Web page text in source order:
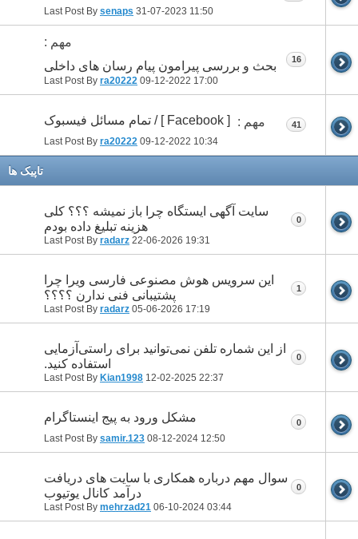
Last Post By senaps 31-07-2023 11:50
مهم :
بحث و بررسی پیرامون پیام رسان های داخلی
Last Post By ra20222 09-12-2022 17:00
16
مهم : [ Facebook ] / تمام مسائل فیسبوک
Last Post By ra20222 09-12-2022 10:34
41
تاپيک ها
سایت آگهی ایستگاه چرا باز نمیشه ؟؟؟ کلی
هزینه تبلیغ داده بودم
Last Post By radarz 22-06-2026 19:31
0
این سرویس هوش مصنوعی فارسی ویرا چرا
پشتیبانی فنی ندارن ؟؟؟؟
Last Post By radarz 05-06-2026 17:19
1
از این شماره تلفن نمی‌توانید برای راستی‌آزمایی
استفاده کنید.
Last Post By Kian1998 12-02-2025 22:37
0
مشکل ورود به پیج اینستاگرام
Last Post By samir.123 08-12-2024 12:50
0
سوال مهم درباره همکاری با سایت های دریافت
درآمد کانال یوتیوب
Last Post By mehrzad21 06-10-2024 03:44
0